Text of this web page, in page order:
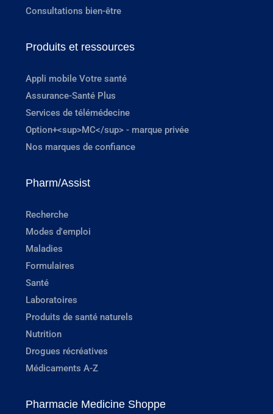
Consultations bien-être
Produits et ressources
Appli mobile Votre santé
Assurance-Santé Plus
Services de télémédecine
Option+<sup>MC</sup> - marque privée
Nos marques de confiance
Pharm/Assist
Recherche
Modes d'emploi
Maladies
Formulaires
Santé
Laboratoires
Produits de santé naturels
Nutrition
Drogues récréatives
Médicaments A-Z
Pharmacie Medicine Shoppe